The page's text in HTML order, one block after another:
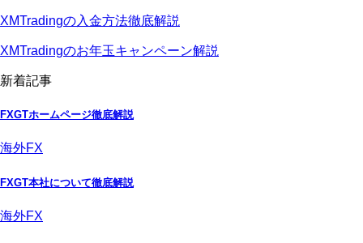
XMTradingの入金方法徹底解説
XMTradingのお年玉キャンペーン解説
新着記事
FXGTホームページ徹底解説
海外FX
FXGT本社について徹底解説
海外FX